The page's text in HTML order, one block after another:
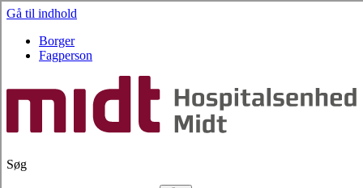
Gå til indhold
Borger
Fagperson
Søg